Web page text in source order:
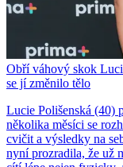
Obří váhový skok
se jí změnilo tělo
Lucie Polišenská (40)
několika měsíci se
cvičit a výsledky na
nyní prozradila, že už